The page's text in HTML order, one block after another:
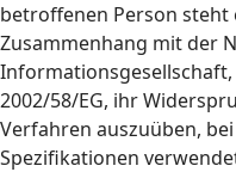
betroffenen Person steht
Zusammenhang mit der
2002/58/EG, ihr
Verfahren auszuüben,
Spezifikationen